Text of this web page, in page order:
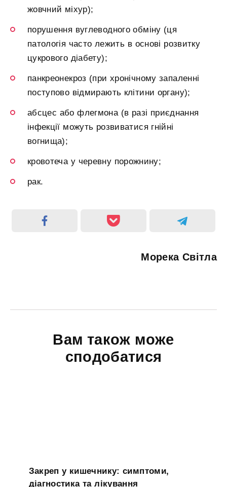
жовчний міхур);
порушення вуглеводного обміну (ця
патологія часто лежить в основі розвитку
цукрового діабету);
панкреонекроз (при хронічному запаленні
поступово відмирають клітини органу);
абсцес або флегмона (в разі приєднання
інфекції можуть розвиватися гнійні
вогнища);
кровотеча у черевну порожнину;
рак.
Морека Світла
Вам також може
сподобатися
Закреп у кишечнику: симптоми,
діагностика та лікування